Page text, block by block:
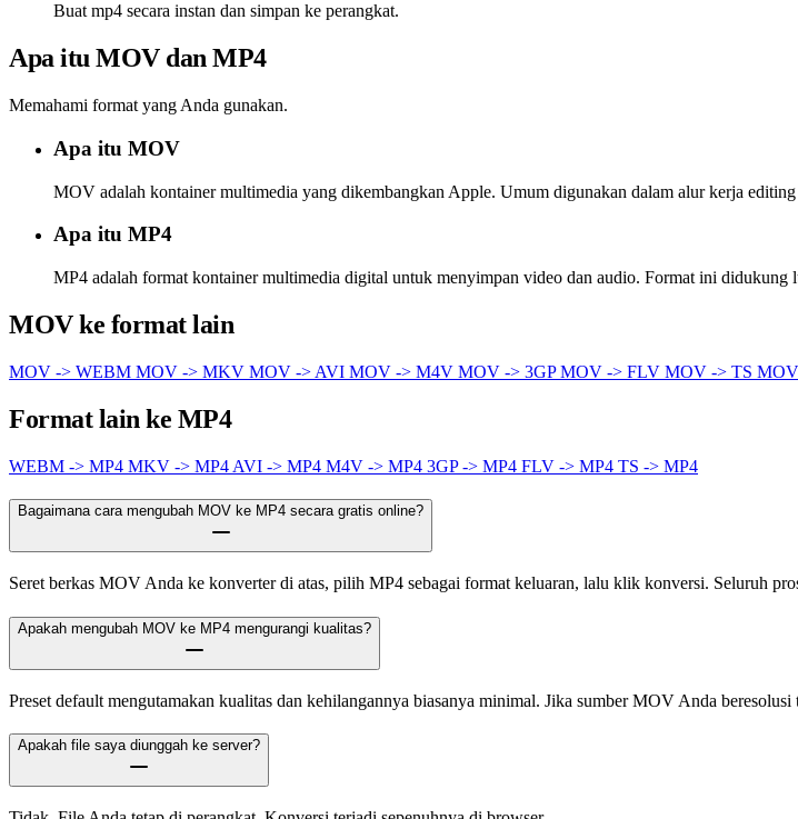
Buat mp4 secara instan dan simpan ke perangkat.
Apa itu MOV dan MP4
Memahami format yang Anda gunakan.
Apa itu MOV
MOV adalah kontainer multimedia yang dikembangkan Apple. Umum digunakan dalam alur kerja
Apa itu MP4
MP4 adalah format kontainer multimedia digital untuk menyimpan video dan audio. Format ini didukung
MOV ke format lain
MOV -> WEBM MOV -> MKV MOV -> AVI MOV -> M4V MOV -> 3GPMOV -> FLV MOV -> TS
Format lain ke MP4
WEBM -> MP4 MKV -> MP4 AVI -> MP4 M4V -> MP4 3GP -> MP4 FLV -> MP4 TS -> MP4
Bagaimana cara mengubah MOV ke MP4 secara gratis online?
Seret berkas MOV Anda ke konverter di atas, pilih MP4 sebagai format keluaran, lalu klik konversi. Seluruh
Apakah mengubah MOV ke MP4 mengurangi kualitas?
Preset default mengutamakan kualitas dan kehilangannya biasanya minimal. Jika sumber MOV Anda
Apakah file saya diunggah ke server?